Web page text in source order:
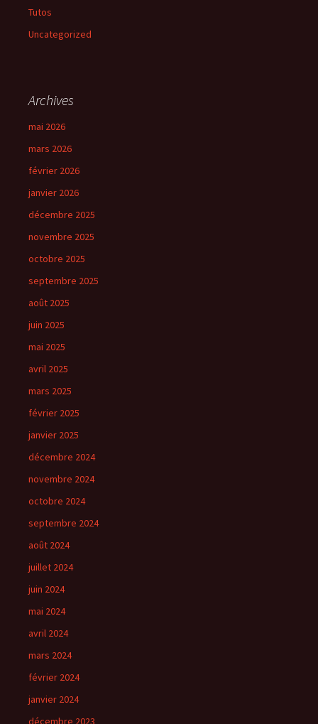
Tutos
Uncategorized
Archives
mai 2026
mars 2026
février 2026
janvier 2026
décembre 2025
novembre 2025
octobre 2025
septembre 2025
août 2025
juin 2025
mai 2025
avril 2025
mars 2025
février 2025
janvier 2025
décembre 2024
novembre 2024
octobre 2024
septembre 2024
août 2024
juillet 2024
juin 2024
mai 2024
avril 2024
mars 2024
février 2024
janvier 2024
décembre 2023